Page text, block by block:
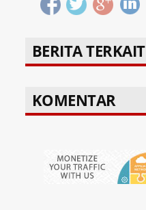
BERITA TERKAIT
KOMENTAR